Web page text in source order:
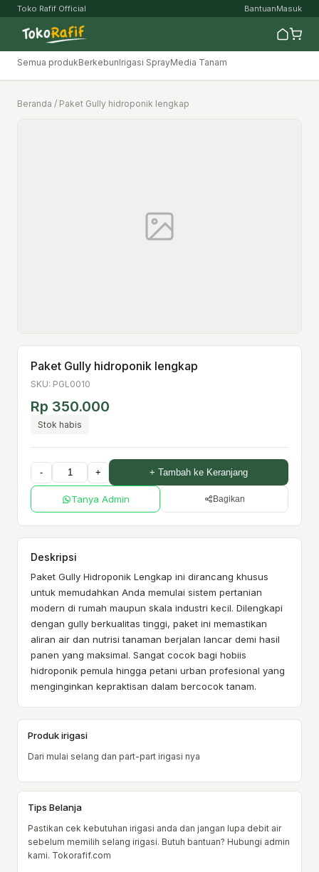
Toko Rafif Official BantuanMasuk
Semua produkBerkebunIrigasi SprayMedia Tanam
Beranda / Paket Gully hidroponik lengkap
Paket Gully hidroponik lengkap
SKU: PGL0010
Rp 350.000
Stok habis
- + + Tambah ke Keranjang
Tanya Admin Bagikan
Deskripsi
Paket Gully Hidroponik Lengkap ini dirancang khusus
untuk memudahkan Anda memulai sistem pertanian
modern di rumah maupun skala industri kecil. Dilengkapi
dengan gully berkualitas tinggi, paket ini memastikan
aliran air dan nutrisi tanaman berjalan lancar demi hasil
panen yang maksimal. Sangat cocok bagi hobiis
hidroponik pemula hingga petani urban profesional yang
menginginkan kepraktisan dalam bercocok tanam.
Produk irigasi
Dari mulai selang dan part-part irigasi nya
Tips Belanja
Pastikan cek kebutuhan irigasi anda dan jangan lupa debit air
sebelum memilih selang irigasi. Butuh bantuan? Hubungi admin
kami. Tokorafif.com